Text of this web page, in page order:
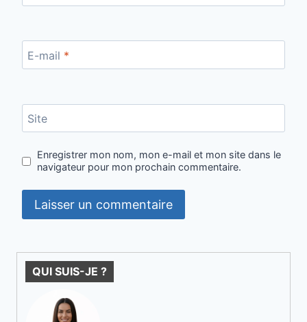
E-mail *
Site
Enregistrer mon nom, mon e-mail et mon site dans le
navigateur pour mon prochain commentaire.
QUI SUIS-JE ?